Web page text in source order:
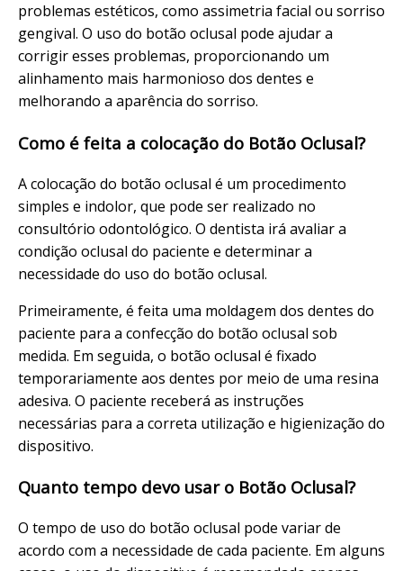
problemas estéticos, como assimetria facial ou sorriso
gengival. O uso do botão oclusal pode ajudar a
corrigir esses problemas, proporcionando um
alinhamento mais harmonioso dos dentes e
melhorando a aparência do sorriso.
Como é feita a colocação do Botão Oclusal?
A colocação do botão oclusal é um procedimento
simples e indolor, que pode ser realizado no
consultório odontológico. O dentista irá avaliar a
condição oclusal do paciente e determinar a
necessidade do uso do botão oclusal.
Primeiramente, é feita uma moldagem dos dentes do
paciente para a confecção do botão oclusal sob
medida. Em seguida, o botão oclusal é fixado
temporariamente aos dentes por meio de uma resina
adesiva. O paciente receberá as instruções
necessárias para a correta utilização e higienização do
dispositivo.
Quanto tempo devo usar o Botão Oclusal?
O tempo de uso do botão oclusal pode variar de
acordo com a necessidade de cada paciente. Em alguns